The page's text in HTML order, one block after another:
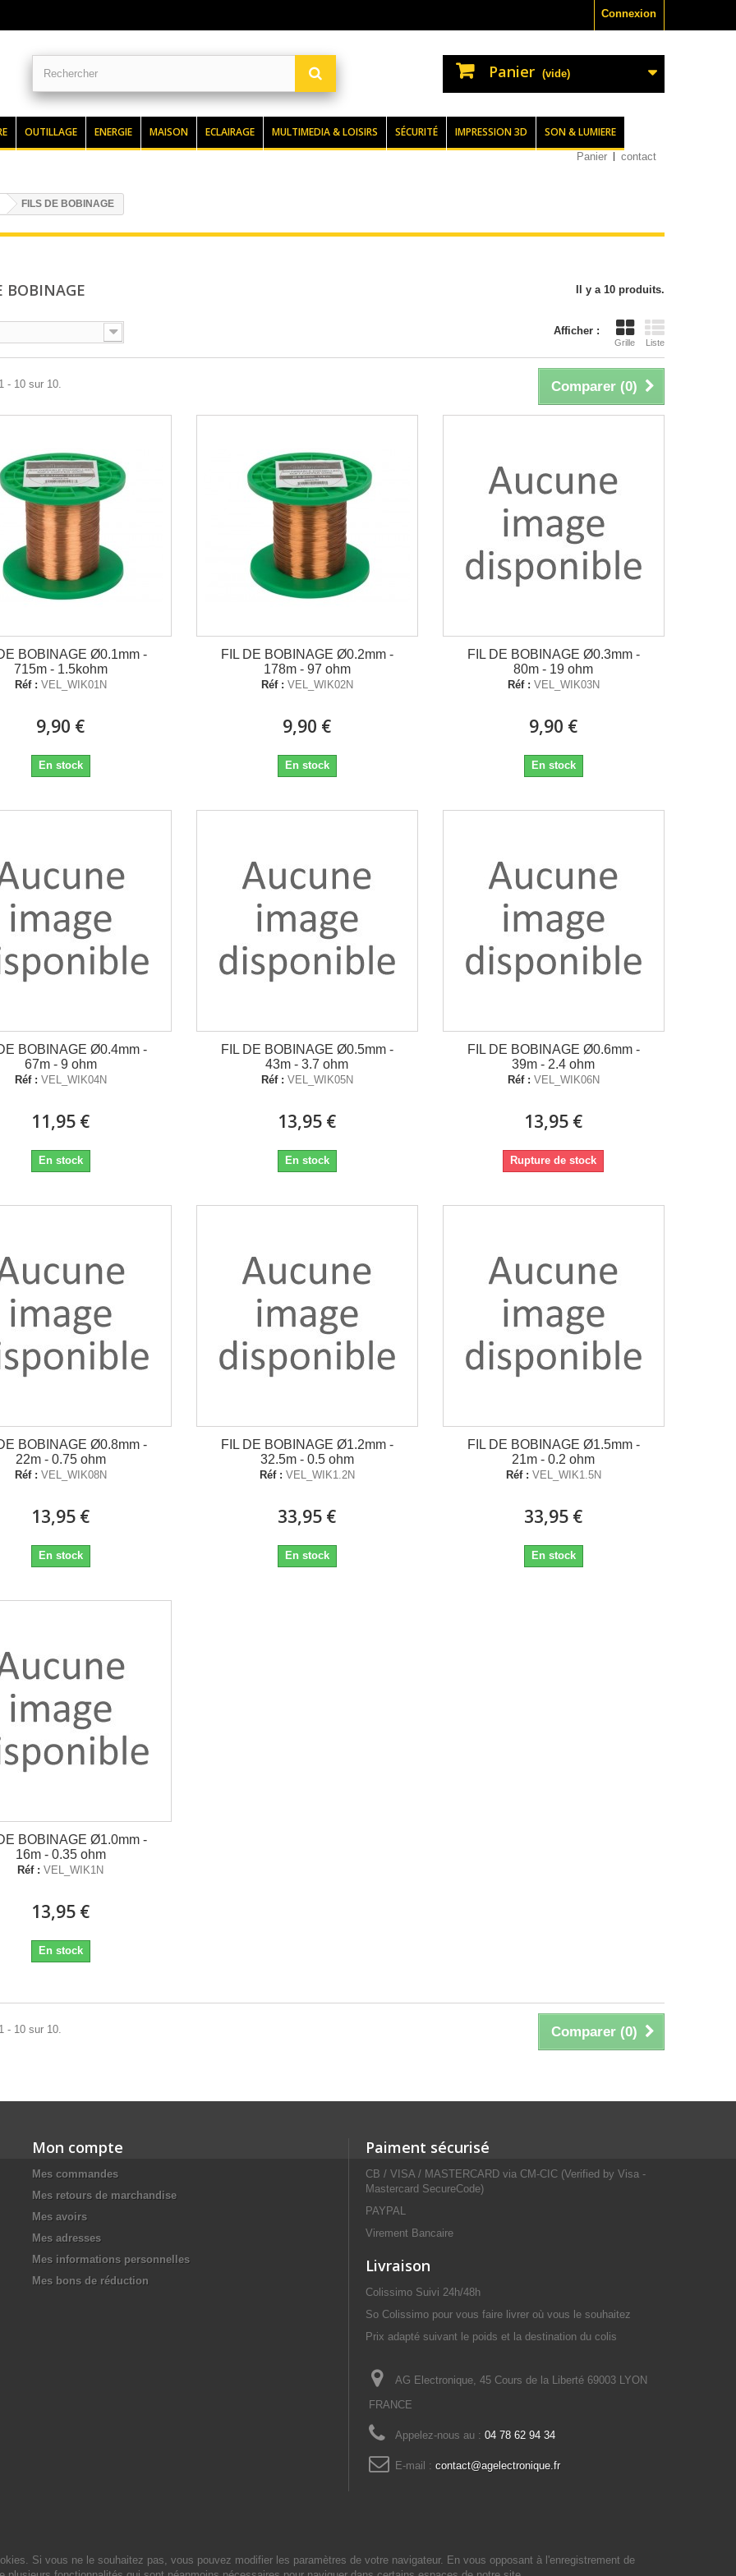
Connexion
Panier (vide)
OUTILLAGE ENERGIE MAISON ECLAIRAGE MULTIMEDIA & LOISIRS SÉCURITÉ IMPRESSION 3D SON & LUMIERE
Panier contact
FILS DE BOBINAGE
BOBINAGE Il y a 10 produits.
Afficher :
Grille Liste
Comparer (0)
- 10 sur 10.
BOBINAGE Ø0.1mm -
715m - 1.5kohm
Réf : VEL_WIK01N
9,90 €
En stock
FIL DE BOBINAGE Ø0.2mm -
178m - 97 ohm
Réf : VEL_WIK02N
9,90 €
En stock
FIL DE BOBINAGE Ø0.3mm -
80m - 19 ohm
Réf : VEL_WIK03N
9,90 €
En stock
BOBINAGE Ø0.4mm -
67m - 9 ohm
Réf : VEL_WIK04N
11,95 €
En stock
FIL DE BOBINAGE Ø0.5mm -
43m - 3.7 ohm
Réf : VEL_WIK05N
13,95 €
En stock
FIL DE BOBINAGE Ø0.6mm -
39m - 2.4 ohm
Réf : VEL_WIK06N
13,95 €
Rupture de stock
BOBINAGE Ø0.8mm -
22m - 0.75 ohm
Réf : VEL_WIK08N
13,95 €
En stock
FIL DE BOBINAGE Ø1.2mm -
32.5m - 0.5 ohm
Réf : VEL_WIK1.2N
33,95 €
En stock
FIL DE BOBINAGE Ø1.5mm -
21m - 0.2 ohm
Réf : VEL_WIK1.5N
33,95 €
En stock
BOBINAGE Ø1.0mm -
16m - 0.35 ohm
Réf : VEL_WIK1N
13,95 €
En stock
Comparer (0)
- 10 sur 10.
Mon compte
Mes commandes
Mes retours de marchandise
Mes avoirs
Mes adresses
Mes informations personnelles
Mes bons de réduction
Paiment sécurisé
CB / VISA / MASTERCARD via CM-CIC (Verified by Visa -
Mastercard SecureCode)
PAYPAL
Virement Bancaire
Livraison
Colissimo Suivi 24h/48h
So Colissimo pour vous faire livrer où vous le souhaitez
Prix adapté suivant le poids et la destination du colis
AG Electronique, 45 Cours de la Liberté 69003 LYON
FRANCE
Appelez-nous au : 04 78 62 94 34
E-mail : contact@agelectronique.fr
Si vous ne le souhaitez pas, vous pouvez modifier les paramètres de votre navigateur. En vous opposant à l'enregistrement de